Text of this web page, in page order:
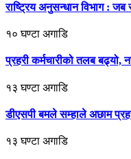
राष्ट्रिय अनुसन्धान विभाग :
१० घण्टा अगाडि
प्रहरी कर्मचारीको तलब बढ्यो,
१३ घण्टा अगाडि
डीएसपी बमले सम्हाले अछाम
१३ घण्टा अगाडि